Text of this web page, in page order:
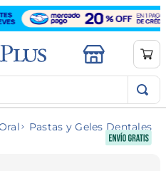
Pastas y Geles Dentales